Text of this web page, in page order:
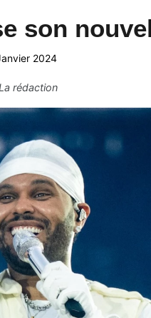
son
2024
rédaction